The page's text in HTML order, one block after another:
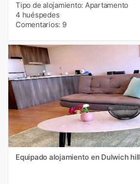
Tipo de alojamiento: Apartamento
4 huéspedes
Comentarios: 9
Equipado alojamiento en Dulwich hill